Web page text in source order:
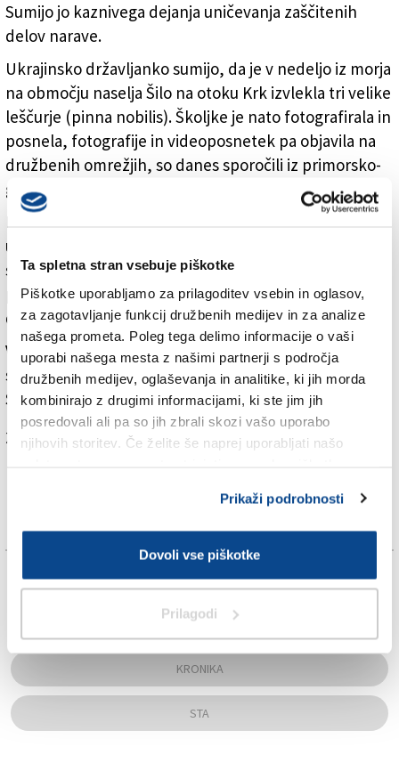
Ta spletna stran vsebuje piškotke
Piškotke uporabljamo za prilagoditev vsebin in oglasov,
za zagotavljanje funkcij družbenih medijev in za analize
našega prometa. Poleg tega delimo informacije o vaši
uporabi našega mesta z našimi partnerji s področja
družbenih medijev, oglaševanja in analitike, ki jih morda
kombinirajo z drugimi informacijami, ki ste jim jih
posredovali ali pa so jih zbrali skozi vašo uporabo
njihovih storitev. Če želite še naprej uporabljati našo
Prikaži podrobnosti
Dovoli vse piškotke
Prilagodi
Sumijo jo kaznivega dejanja uničevanja zaščitenih
delov narave.
Ukrajinsko državljanko sumijo, da je v nedeljo iz morja
na območju naselja Šilo na otoku Krk izvlekla tri velike
leščurje (pinna nobilis). Školjke je nato fotografirala in
posnela, fotografije in videoposnetek pa objavila na
družbenih omrežjih, so danes sporočili iz primorsko-
goranske policijske uprave.
Krški policisti so med kriminalistično preiskavo še
ugotovili, da je školjke potem vrnila v morje. Zaradi
suma, da je nezakonito posedovala velike leščurje, so
proti njej vložili kazensko ovadbo na pristojno
državno tožilstvo.
Veliki leščur je zavarovana vrsta školjke in je
sredozemski endemit. Je največja školjka v
Sredozemlju, zraste lahko do 1,2 metra.
Za branje in pisanje komentarjevje potrebna prijava
TAGS:
KRK
KRONIKA
STA